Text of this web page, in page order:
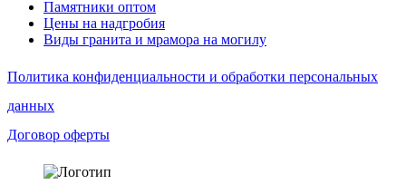
Памятники оптом
Цены на надгробия
Виды гранита и мрамора на могилу
Политика конфиденциальности и обработки персональных
данных
Договор оферты